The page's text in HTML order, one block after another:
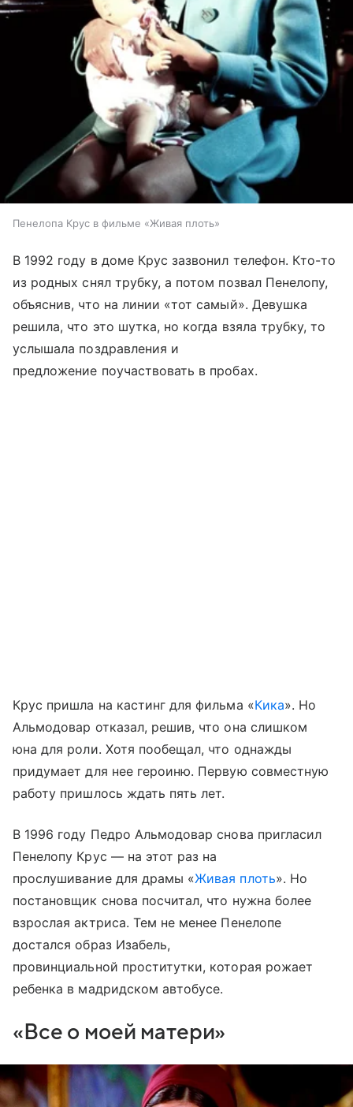
Пенелопа Крус в фильме «Живая плоть»
В 1992 году в доме Крус зазвонил телефон. Кто-то
из родных снял трубку, а потом позвал Пенелопу,
объяснив, что на линии «тот самый». Девушка
решила, что это шутка, но когда взяла трубку, то
услышала поздравления и
предложение поучаствовать в пробах.
Крус пришла на кастинг для фильма «Кика». Но
Альмодовар отказал, решив, что она слишком
юна для роли. Хотя пообещал, что однажды
придумает для нее героиню. Первую совместную
работу пришлось ждать пять лет.
В 1996 году Педро Альмодовар снова пригласил
Пенелопу Крус — на этот раз на
прослушивание для драмы «Живая плоть». Но
постановщик снова посчитал, что нужна более
взрослая актриса. Тем не менее Пенелопе
достался образ Изабель,
провинциальной проститутки, которая рожает
ребенка в мадридском автобусе.
«Все о моей матери»